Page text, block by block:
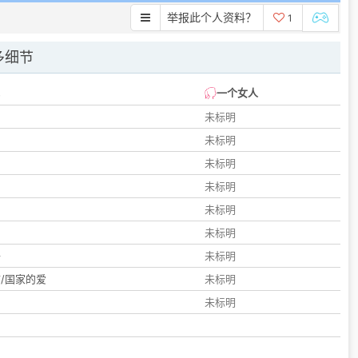
举报此个人资料？ 1
节
一个女人
未标明
未标明
未标明
未标明
未标明
未标明
未标明
国家的爱
未标明
未标明